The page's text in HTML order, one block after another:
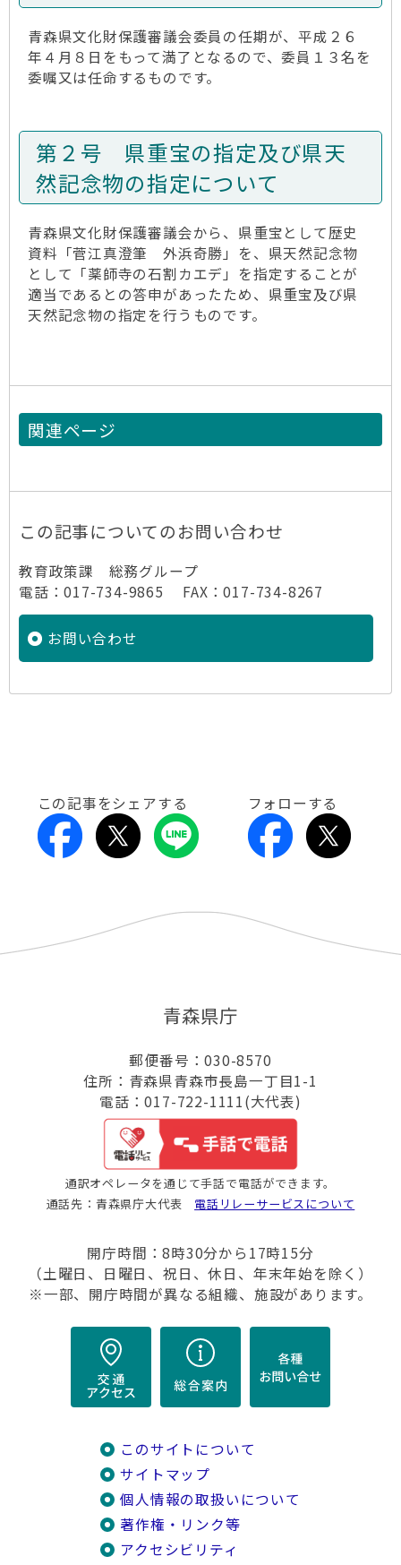
青森県文化財保護審議会委員の任期が、平成２６
年４月８日をもって満了となるので、委員１３名を
委嘱又は任命するものです。
第２号 県重宝の指定及び県天
然記念物の指定について
青森県文化財保護審議会から、県重宝として歴史
資料「菅江真澄筆 外浜奇勝」を、県天然記念物
として「薬師寺の石割カエデ」を指定することが
適当であるとの答申があったため、県重宝及び県
天然記念物の指定を行うものです。
関連ページ
この記事についてのお問い合わせ
教育政策課 総務グループ
電話：017-734-9865 FAX：017-734-8267
お問い合わせ
この記事をシェアする フォローする
青森県庁
郵便番号：030-8570
住所：青森県青森市長島一丁目1-1
電話：017-722-1111(大代表)
通訳オペレータを通じて手話で電話ができます。
通話先：青森県庁大代表 電話リレーサービスについて
開庁時間：8時30分から17時15分
（土曜日、日曜日、祝日、休日、年末年始を除く）
※一部、開庁時間が異なる組織、施設があります。
このサイトについて
サイトマップ
個人情報の取扱いについて
著作権・リンク等
アクセシビリティ